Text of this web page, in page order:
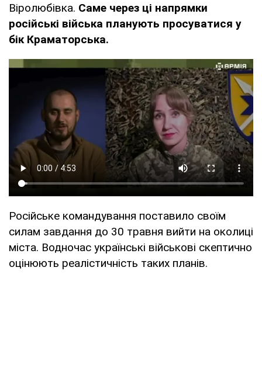
Віролюбівка. Саме через ці напрямки
російські війська планують просуватися у
бік Краматорська.
Російське командування поставило своїм
силам завдання до 30 травня вийти на околиці
міста. Водночас українські військові скептично
оцінюють реалістичність таких планів.